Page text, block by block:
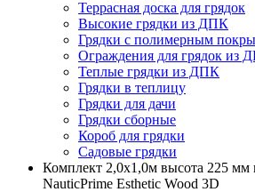
Террасная доска для грядок
Высокие грядки из ДПК
Грядки с полимерным
Ограждения для грядок из
Теплые грядки из ДПК
Грядки в теплицу
Грядки для дачи
Грядки сборные
Короб для грядки
Садовые грядки
Комплект 2,0х1,0м высота 225
NauticPrime Esthetic Wood 3D